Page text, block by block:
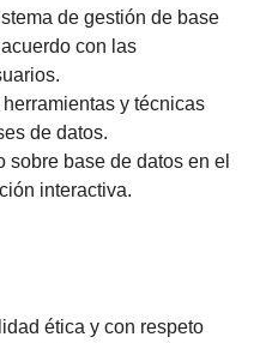
de gestión de base
con las
y técnicas
de datos.
base de datos en el
interactiva.
ética y con respeto